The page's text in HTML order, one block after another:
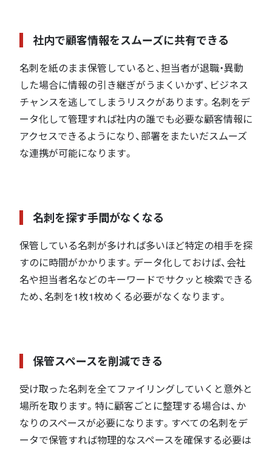
社内で顧客情報をスムーズに共有できる
名刺を紙のまま保管していると、担当者が退職・異動
した場合に情報の引き継ぎがうまくいかず、ビジネス
チャンスを逃してしまうリスクがあります。名刺をデ
ータ化して管理すれば社内の誰でも必要な顧客情報に
アクセスできるようになり、部署をまたいだスムーズ
な連携が可能になります。
名刺を探す手間がなくなる
保管している名刺が多ければ多いほど特定の相手を探
すのに時間がかかります。データ化しておけば、会社
名や担当者名などのキーワードでサクッと検索できる
ため、名刺を1枚1枚めくる必要がなくなります。
保管スペースを削減できる
受け取った名刺を全てファイリングしていくと意外と
場所を取ります。特に顧客ごとに整理する場合は、か
なりのスペースが必要になります。すべての名刺をデ
ータで保管すれば物理的なスペースを確保する必要は